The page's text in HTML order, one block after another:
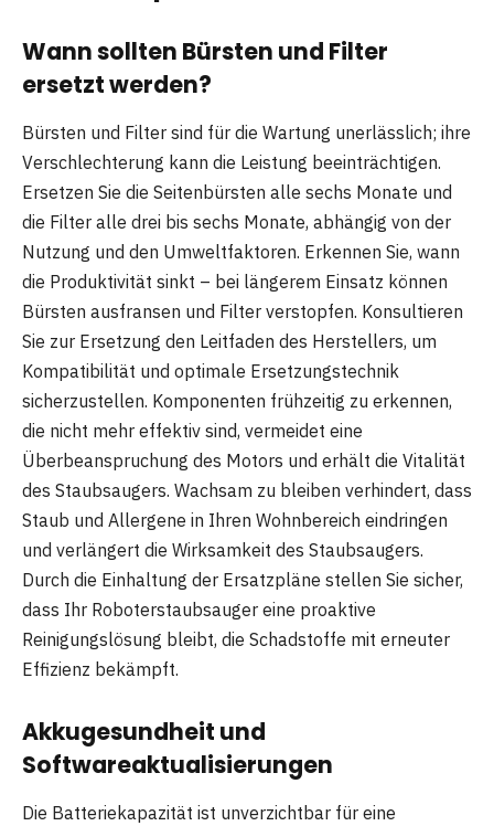
Wann sollten Bürsten und Filter
ersetzt werden?
Bürsten und Filter sind für die Wartung unerlässlich; ihre
Verschlechterung kann die Leistung beeinträchtigen.
Ersetzen Sie die Seitenbürsten alle sechs Monate und
die Filter alle drei bis sechs Monate, abhängig von der
Nutzung und den Umweltfaktoren. Erkennen Sie, wann
die Produktivität sinkt – bei längerem Einsatz können
Bürsten ausfransen und Filter verstopfen. Konsultieren
Sie zur Ersetzung den Leitfaden des Herstellers, um
Kompatibilität und optimale Ersetzungstechnik
sicherzustellen. Komponenten frühzeitig zu erkennen,
die nicht mehr effektiv sind, vermeidet eine
Überbeanspruchung des Motors und erhält die Vitalität
des Staubsaugers. Wachsam zu bleiben verhindert, dass
Staub und Allergene in Ihren Wohnbereich eindringen
und verlängert die Wirksamkeit des Staubsaugers.
Durch die Einhaltung der Ersatzpläne stellen Sie sicher,
dass Ihr Roboterstaubsauger eine proaktive
Reinigungslösung bleibt, die Schadstoffe mit erneuter
Effizienz bekämpft.
Akkugesundheit und
Softwareaktualisierungen
Die Batteriekapazität ist unverzichtbar für eine